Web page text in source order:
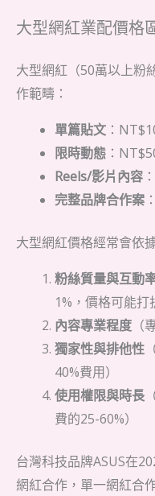
大型網紅業配價格
大型網紅（50萬以上粉
作範疇：
單篇貼文 ：
限時動態 ：
Reels/影片內容
完整品牌合作案
大型網紅價格經常會依
粉絲質量與互動
1%，價格可能打
內容專業程度
獨家性與排他性
40%費用）
使用權限與時長
費的25-60%）
台灣科技品牌ASUS在
網紅合作，單一網紅合